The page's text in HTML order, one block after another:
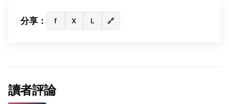
分享： f X L 🔗
讀者評論